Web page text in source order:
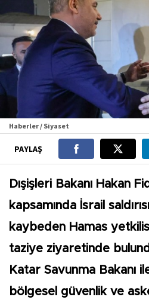
Haberler / Siyaset
PAYLAŞ
Dışişleri Bakanı Hakan
kapsamında İsrail
kaybeden Hamas
taziye ziyaretinde
Katar Savunma Bakanı
bölgesel güvenlik ve